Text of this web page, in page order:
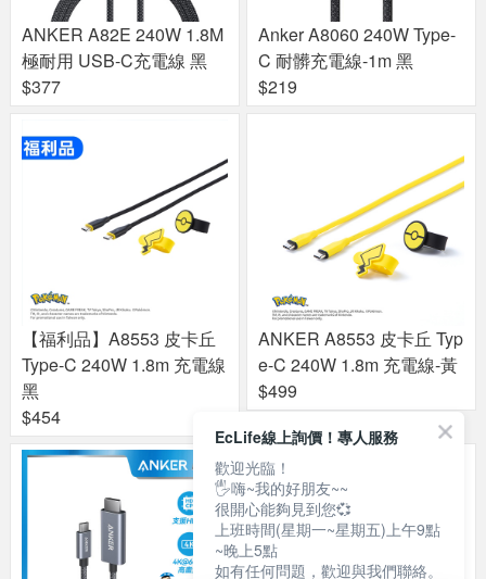
ANKER A82E 240W 1.8M
極耐用 USB-C充電線 黑
$377
Anker A8060 240W Type-
C 耐髒充電線-1m 黑
$219
【福利品】A8553 皮卡丘
Type-C 240W 1.8m 充電線
黑
$454
ANKER A8553 皮卡丘 Typ
e-C 240W 1.8m 充電線-黃
$499
EcLife線上詢價！專人服務
歡迎光臨！
🖐嗨~我的好朋友~~
很開心能夠見到您💞
上班時間(星期一~星期五)上午9點
~晚上5點
如有任何問題，歡迎與我們聯絡。